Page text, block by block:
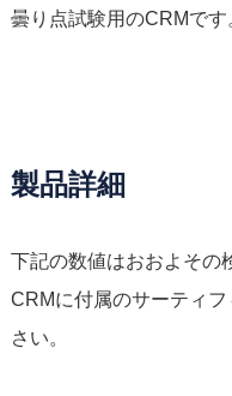
曇り点試験用のCRMです
製品詳細
下記の数値はおおよその
CRMに付属のサーティ
さい。